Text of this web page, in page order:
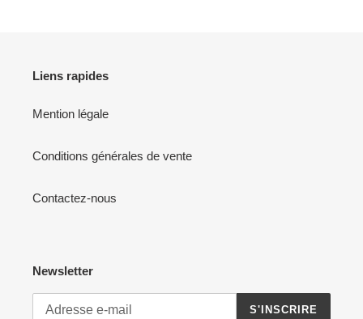
Liens rapides
Mention légale
Conditions générales de vente
Contactez-nous
Newsletter
S'INSCRIRE